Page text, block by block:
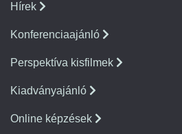
Hírek
Konferenciaajánló
Perspektíva kisfilmek
Kiadványajánló
Online képzések